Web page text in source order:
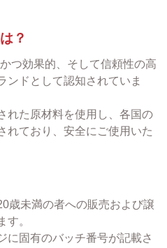
？
つ効果的、そして信頼性の高
ンドとして認知されていま
れた原材料を使用し、各国の
れており、安全にご使用いた
歳未満の者への販売および譲
す。
に固有のバッチ番号が記載さ